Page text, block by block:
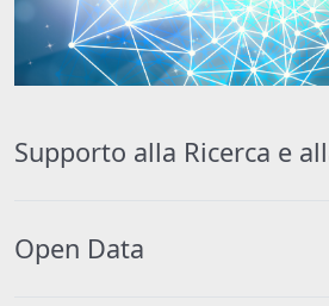
Supporto alla Ricerca e
Open Data